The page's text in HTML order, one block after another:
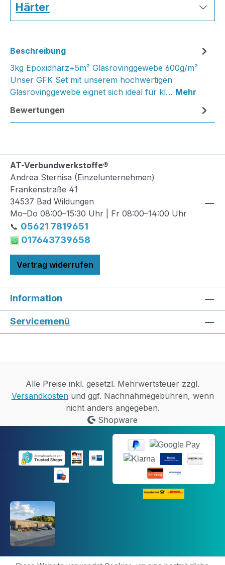
Härter
Beschreibung
3kg Epoxidharz+5m² Glasrovinggewebe 600g/m²
Unser GFK Set mit unserem hochwertigen
Glasrovinggewebe eignet sich ideal für kl… Mehr
Bewertungen
AT-Verbundwerkstoffe®
Andrea Sternisa (Einzelunternehmen)
Frankenstraße 41
34537 Bad Wildungen
Mo–Do 08:00–15:30 Uhr | Fr 08:00–14:00 Uhr
📞 05621 7819651
017643739658
Vertrag widerrufen
Information
Servicemenü
Alle Preise inkl. gesetzl. Mehrwertsteuer zzgl.
Versandkostenund ggf. Nachnahmegebühren, wenn
nicht anders angegeben.
Shopware